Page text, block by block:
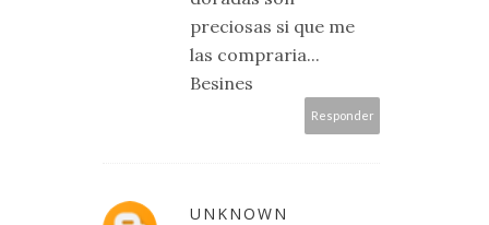
preciosas si que me
las compraria...
Besines
Responder
UNKNOWN